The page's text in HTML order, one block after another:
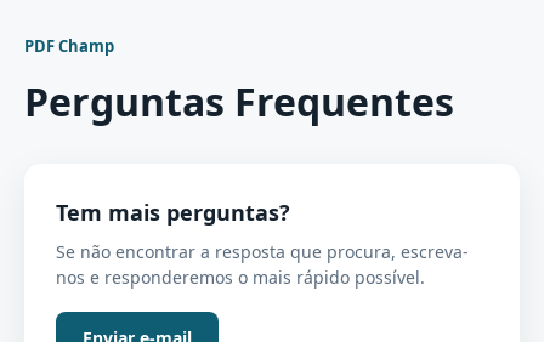
PDF Champ
Perguntas Frequentes
Tem mais perguntas?
Se não encontrar a resposta que procura, escreva-
nos e responderemos o mais rápido possível.